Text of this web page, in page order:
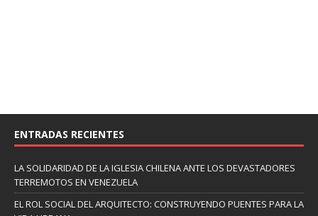
ENTRADAS RECIENTES
LA SOLIDARIDAD DE LA IGLESIA CHILENA ANTE LOS DEVASTADORES
TERREMOTOS EN VENEZUELA
EL ROL SOCIAL DEL ARQUITECTO: CONSTRUYENDO PUENTES PARA LA